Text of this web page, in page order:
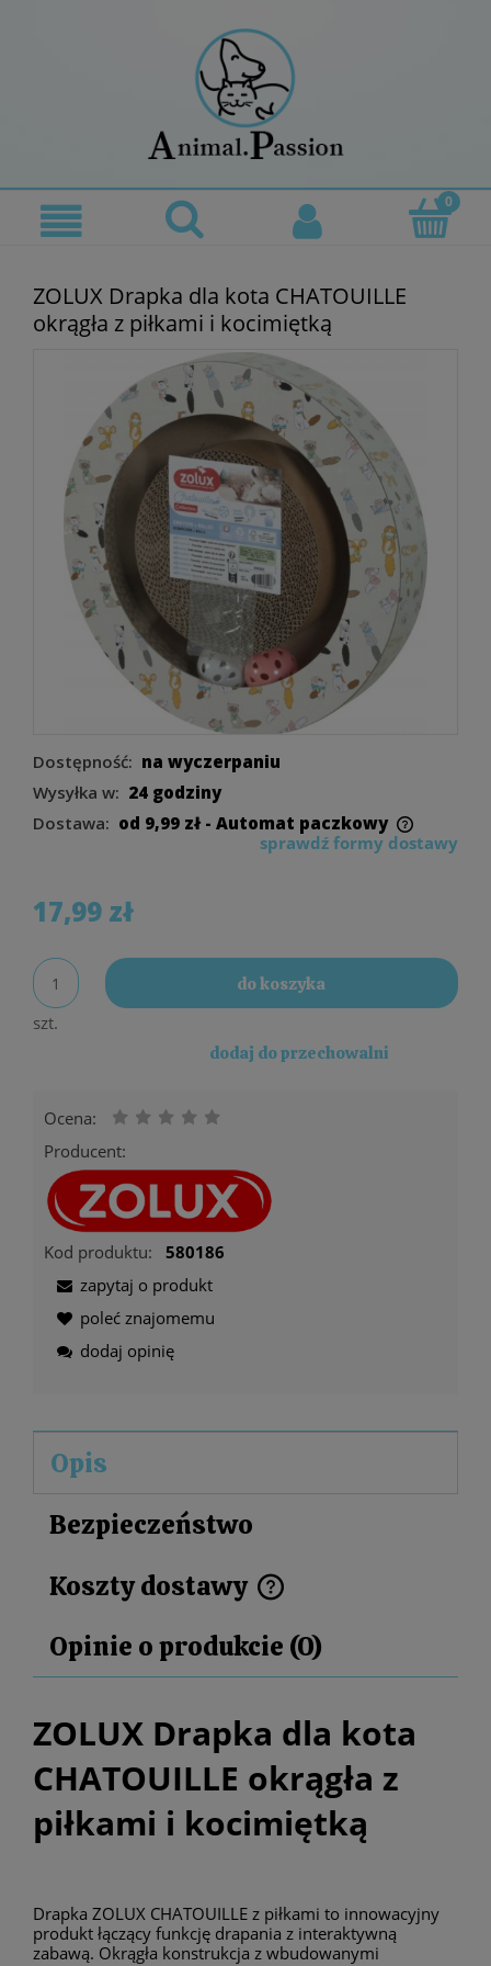
ZOLUX Drapka dla kota CHATOUILLE
okrągła z piłkami i kocimiętką
Dostępność: na wyczerpaniu
Wysyłka w: 24 godziny
Dostawa: od 9,99 zł - Automat paczkowy
Cena nie zawiera ewentualnych kosztów
sprawdź formy dostawy
17,99 zł
szt.
do koszyka
dodaj do przechowalni
Ocena:
Producent:
Kod produktu:
580186
zapytaj o produkt
poleć znajomemu
dodaj opinię
Opis
Bezpieczeństwo
Koszty dostawy
Cena nie zawiera ewentualnych kosztów płatności
Opinie o produkcie (0)
ZOLUX Drapka dla kota
CHATOUILLE okrągła z
piłkami i kocimiętką
Drapka ZOLUX CHATOUILLE z piłkami to innowacyjny
produkt łączący funkcję drapania z interaktywną
zabawą. Okrągła konstrukcja z wbudowanymi